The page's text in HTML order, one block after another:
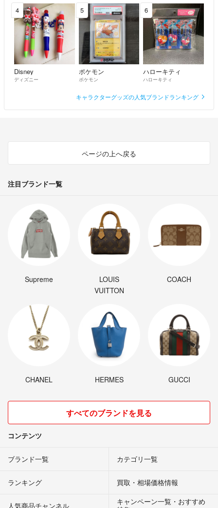
4
Disney
ディズニー
5
ポケモン
ポケモン
6
ハローキティ
ハローキティ
キャラクターグッズの人気ブランドランキング
ページの上へ戻る
注目ブランド一覧
Supreme
LOUIS
VUITTON
COACH
CHANEL HERMES GUCCI
すべてのブランドを見る
コンテンツ
ブランド一覧 カテゴリ一覧
ランキング 買取・相場価格情報
人気商品チャンネル
キャンペーン一覧・おすすめ